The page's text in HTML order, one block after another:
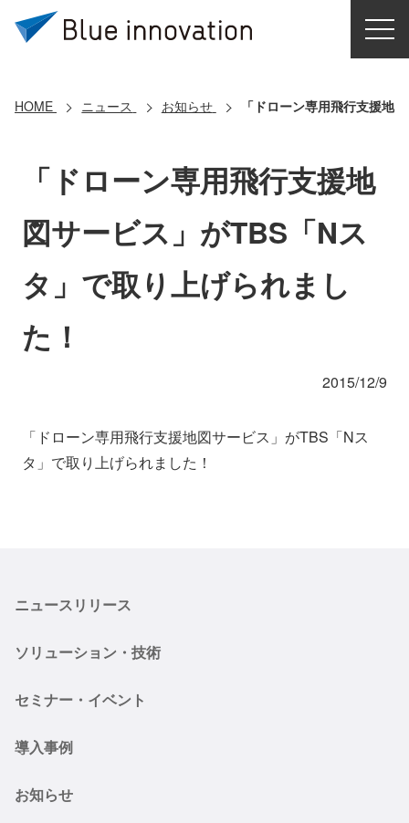
導入事例
コアテクノロジー
クラウドモビリティ研究所
会社情報 ニュース
HOME ニュース お知らせ 「ドローン専用飛行支援地
「ドローン専用飛行支援地
図サービス」がTBS「Nス
タ」で取り上げられまし
た！
2015/12/9
「ドローン専用飛行支援地図サービス」がTBS「Nス
タ」で取り上げられました！
ニュースリリース
ソリューション・技術
セミナー・イベント
導入事例
お知らせ